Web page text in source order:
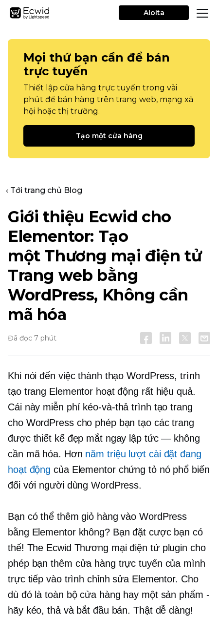
Aloita
Mọi thứ bạn cần để bán
trực tuyến
Thiết lập cửa hàng trực tuyến trong vài
phút để bán hàng trên trang web, mạng xã
hội hoặc thị trường.
Tạo một cửa hàng
‹ Tới trang chủ Blog
Giới thiệu Ecwid cho
Elementor: Tạo
một Thương mại điện tử
Trang web bằng
WordPress, Không cần
mã hóa
Đã đọc 7 phút
Khi nói đến việc thành thạo WordPress, trình
tạo trang Elementor hoạt động rất hiệu quả.
Cái này miễn phí kéo-và-thả trình tạo trang
cho WordPress cho phép bạn tạo các trang
được thiết kế đẹp mắt ngay lập tức — không
cần mã hóa. Hơn năm triệu lượt cài đặt đang
hoạt động của Elementor chứng tỏ nó phổ biến
đối với người dùng WordPress.
Bạn có thể thêm giỏ hàng vào WordPress
bằng Elementor không? Bạn đặt cược bạn có
thể! The Ecwid Thương mại điện tửplugin cho
phép bạn thêm cửa hàng trực tuyến của mình
trực tiếp vào trình chỉnh sửa Elementor. Cho
dù đó là toàn bộ cửa hàng hay một sản phẩm -
hãy kéo, thả và bắt đầu bán. Thật dễ dàng!